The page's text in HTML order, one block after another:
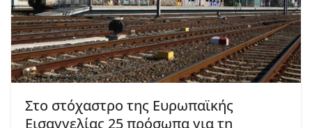
Στο στόχαστρο της Ευρωπαϊκής
Εισαγγελίας 25 πρόσωπα για τη